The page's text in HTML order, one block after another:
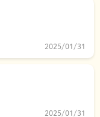
2025/01/31
2025/01/31